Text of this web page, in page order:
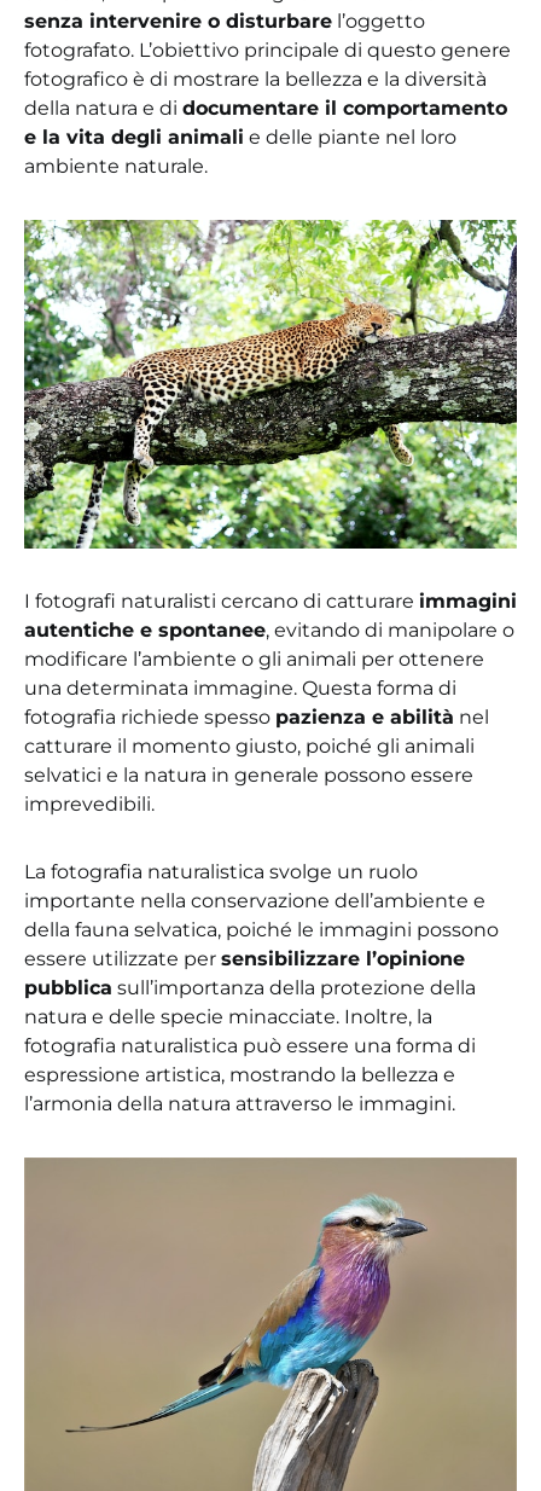
senza intervenire o disturbare l’oggetto
fotografato. L’obiettivo principale di questo genere
fotografico è di mostrare la bellezza e la diversità
della natura e di documentare il comportamento
e la vita degli animali e delle piante nel loro
ambiente naturale.
I fotografi naturalisti cercano di catturare immagini
autentiche e spontanee, evitando di manipolare o
modificare l’ambiente o gli animali per ottenere
una determinata immagine. Questa forma di
fotografia richiede spesso pazienza e abilità nel
catturare il momento giusto, poiché gli animali
selvatici e la natura in generale possono essere
imprevedibili.
La fotografia naturalistica svolge un ruolo
importante nella conservazione dell’ambiente e
della fauna selvatica, poiché le immagini possono
essere utilizzate per sensibilizzare l’opinione
pubblica sull’importanza della protezione della
natura e delle specie minacciate. Inoltre, la
fotografia naturalistica può essere una forma di
espressione artistica, mostrando la bellezza e
l’armonia della natura attraverso le immagini.